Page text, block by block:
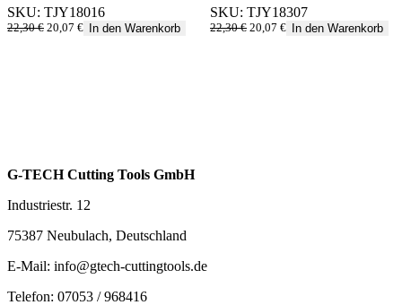
SKU: TJY18016
22,30€ Ursprünglicher
20,07 €Aktueller
In den Warenkorb
SKU: TJY18307
22,30€ Ursprünglicher
20,07 €Aktueller
In den Warenkorb
G-TECH Cutting Tools GmbH
Industriestr. 12
75387 Neubulach, Deutschland
E-Mail: info@gtech-cuttingtools.de
Telefon: 07053 / 968416